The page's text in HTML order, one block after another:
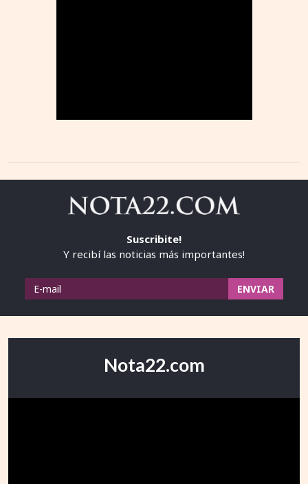
Suscribite!
Y recibí las noticias más importantes!
Nota22.com